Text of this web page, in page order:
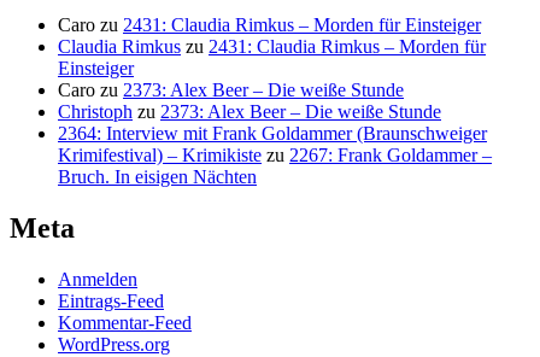
Caro zu 2431: Claudia Rimkus – Morden für Einsteiger
Claudia Rimkus zu 2431: Claudia Rimkus – Morden für
Einsteiger
Caro zu 2373: Alex Beer – Die weiße Stunde
Christoph zu 2373: Alex Beer – Die weiße Stunde
2364: Interview mit Frank Goldammer (Braunschweiger
Krimifestival) – Krimikiste zu 2267: Frank Goldammer –
Bruch. In eisigen Nächten
Meta
Anmelden
Eintrags-Feed
Kommentar-Feed
WordPress.org